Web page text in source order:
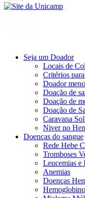
Seja um Doador
Locais de
Critérios
Doador
Doação de
Doação de
Doação de
Caravana
Niver no
Doenças do sangue
Rede Hebe
Tromboses
Leucemias e
Anemias
Doenças